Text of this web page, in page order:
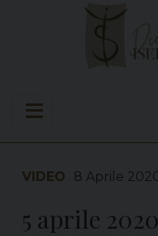
VIDEO 8 Aprile
5 aprile